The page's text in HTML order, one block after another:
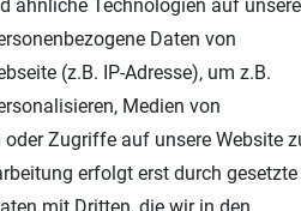
Datenschutz Impressum
Kompressoren, Airbrushfarben
ähnliche Technologien auf
Daten von
(z.B. IP-Adresse), um z.B.
Medien von
Zugriffe auf unsere Website
erfolgt erst durch gesetzte